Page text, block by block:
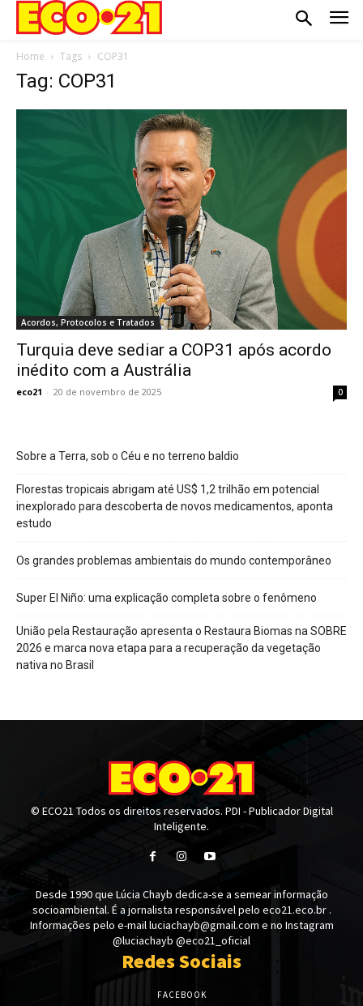
Home Tags COP31
Tag: COP31
Acordos, Protocolos e Tratados
Turquia deve sediar a COP31 após acordo
inédito com a Austrália
eco21 - 20 de novembro de 2025 0
Sobre a Terra, sob o Céu e no terreno baldio
Florestas tropicais abrigam até US$ 1,2 trilhão em potencial
inexplorado para descoberta de novos medicamentos, aponta
estudo
Os grandes problemas ambientais do mundo contemporâneo
Super El Niño: uma explicação completa sobre o fenômeno
União pela Restauração apresenta o Restaura Biomas na SOBRE
2026 e marca nova etapa para a recuperação da vegetação
nativa no Brasil
© ECO21 Todos os direitos reservados. PDI - Publicador Digital
Inteligente.
Desde 1990 que Lúcia Chayb dedica-se a semear informação
socioambiental. É a jornalista responsável pelo eco21.eco.br .
Informações pelo e-mail luciachayb@gmail.com e no Instagram
@luciachayb @eco21_oficial
Redes Sociais
FACEBOOK